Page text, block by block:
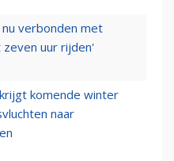
verbonden met
uur rijden'
komende winter
naar